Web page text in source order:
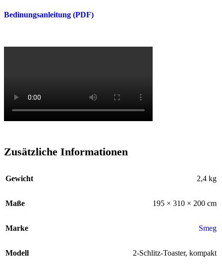
Bedinungsanleitung (PDF)
Zusätzliche Informationen
Gewicht 2,4 kg
Maße 195 × 310 × 200 cm
Marke Smeg
Modell 2-Schlitz-Toaster, kompakt